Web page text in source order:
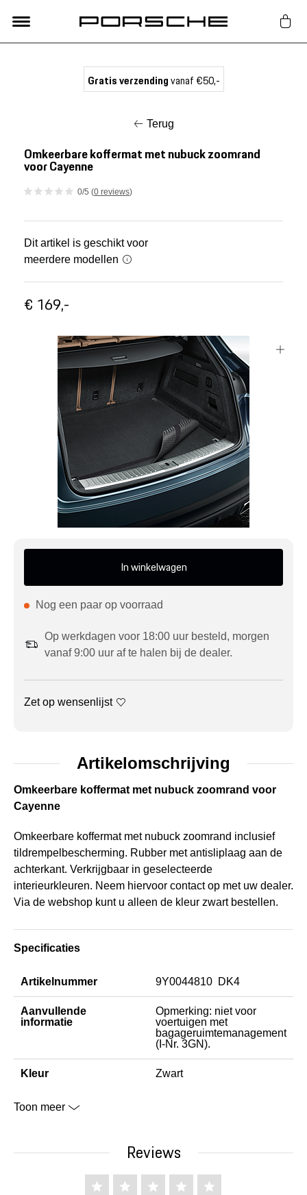
Nieuw
Mijn account
Klantenservice
Meer Porsche
Porsche informatie
Gratis verzendingvanaf €50,-
Terug
Omkeerbare koffermat met nubuck zoomrand
voor Cayenne
0/5 (0 reviews)
Dit artikel is geschikt voor
meerdere modellen
€ 169,-
In winkelwagen
Nog een paar op voorraad
Op werkdagen voor 18:00 uur besteld, morgen
vanaf 9:00 uur af te halen bij de dealer.
Zet op wensenlijst
Artikelomschrijving
Omkeerbare koffermat met nubuck zoomrand voor
Cayenne
Omkeerbare koffermat met nubuck zoomrand inclusief
tildrempelbescherming. Rubber met antisliplaag aan de
achterkant. Verkrijgbaar in geselecteerde
interieurkleuren. Neem hiervoor contact op met uw dealer.
Via de webshop kunt u alleen de kleur zwart bestellen.
Specificaties
Artikelnummer 9Y0044810 DK4
Aanvullende
informatie
Opmerking: niet voor
voertuigen met
bagageruimtemanagement
(I-Nr. 3GN).
Kleur Zwart
Toon meer
Reviews